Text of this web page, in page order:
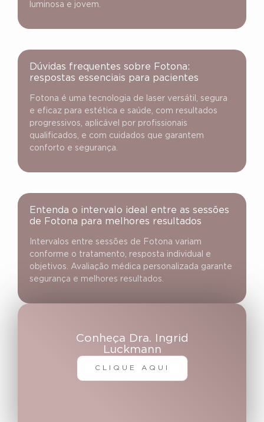
luminosa e jovem.
Dúvidas frequentes sobre Fotona:
respostas essenciais para pacientes
Fotona é uma tecnologia de laser versátil, segura
e eficaz para estética e saúde, com resultados
progressivos, aplicável por profissionais
qualificados, e com cuidados que garantem
conforto e segurança.
Entenda o intervalo ideal entre as sessões
de Fotona para melhores resultados
Intervalos entre sessões de Fotona variam
conforme o tratamento, resposta individual e
objetivos. Avaliação médica personalizada garante
segurança e melhores resultados.
Conheça Dra. Ingrid
Luckmann
CLIQUE AQUI